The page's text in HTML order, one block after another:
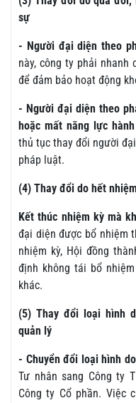
sự
- Người đại diện theo
này, công ty phải
để đảm bảo hoạt động
- Người đại diện theo
hoặc mất năng lực
thủ tục thay đổi người
pháp luật.
(4) Thay đổi do hết
Kết thúc nhiệm kỳ mà
đại diện được bổ nhiệm
nhiệm kỳ, Hội đồng
định không tái bổ
khác.
(5) Thay đổi loại hình
quản lý
- Chuyển đổi loại hình
Tư nhân sang Công ty
Công ty Cổ phần. Việc